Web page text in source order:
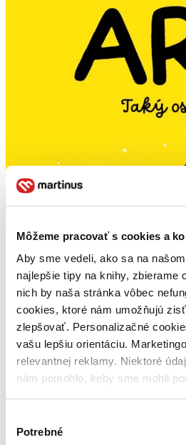
Môžeme pracovať s cookies a
Aby sme vedeli, ako sa na
najlepšie tipy na knihy, zbierame
nich by naša stránka vôbec
cookies, ktoré nám umožňujú
zlepšovať. Personalizačné
vašu lepšiu orientáciu.
relevantnej reklamy. Niektoré
nám pomohlo, keby sme mohli
súhlasu
Potrebné